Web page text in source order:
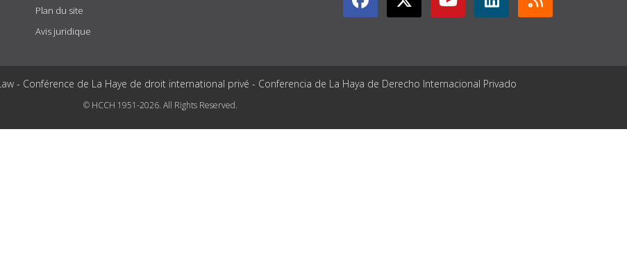
Plan du site
Avis juridique
- Conférence de La Haye de droit international privé - Conferencia de La Haya de Derecho Internacional Privado
© HCCH 1951-2026. All Rights Reserved.